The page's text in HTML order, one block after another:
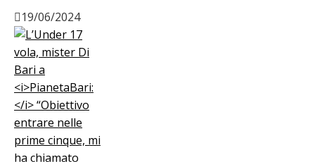
19/06/2024